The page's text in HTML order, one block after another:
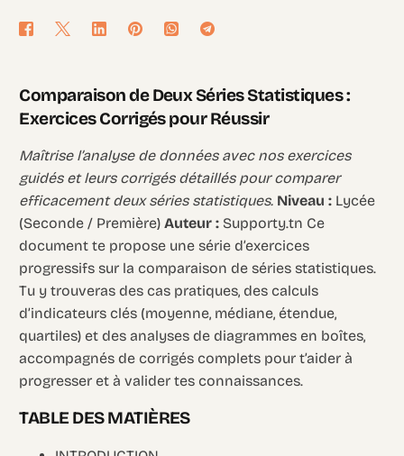
Comparaison de Deux Séries Statistiques :
Exercices Corrigés pour Réussir
Maîtrise l’analyse de données avec nos exercices
guidés et leurs corrigés détaillés pour comparer
efficacement deux séries statistiques. Niveau : Lycée
(Seconde / Première)Auteur : Supporty.tn Ce
document te propose une série d’exercices
progressifs sur la comparaison de séries statistiques.
Tu y trouveras des cas pratiques, des calculs
d’indicateurs clés (moyenne, médiane, étendue,
quartiles) et des analyses de diagrammes en boîtes,
accompagnés de corrigés complets pour t’aider à
progresser et à valider tes connaissances.
TABLE DES MATIÈRES